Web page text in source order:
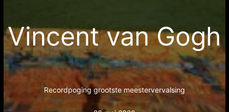
Vincent van Gogh
Recordpoging grootste meestervervalsing